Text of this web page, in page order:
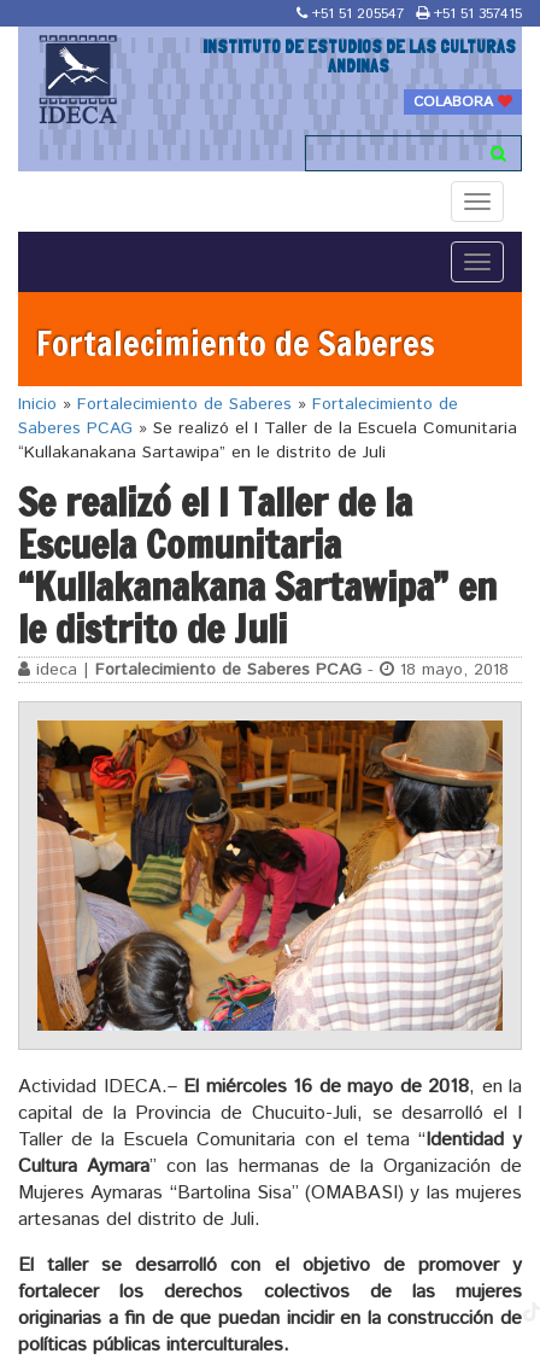
+51 51 205547 +51 51 357415
INSTITUTO DE ESTUDIOS DE LAS CULTURAS
ANDINAS
COLABORA
Toggle
Toggle
Fortalecimiento de Saberes
Inicio » Fortalecimiento de Saberes » Fortalecimiento de
Saberes PCAG » Se realizó el I Taller de la Escuela Comunitaria
“Kullakanakana Sartawipa” en le distrito de Juli
Se realizó el I Taller de la
Escuela Comunitaria
“Kullakanakana Sartawipa” en
le distrito de Juli
ideca | Fortalecimiento de Saberes PCAG - 18 mayo, 2018
Actividad IDECA.– El miércoles 16 de mayo de 2018, en la
capital de la Provincia de Chucuito-Juli, se desarrolló el I
Taller de la Escuela Comunitaria con el tema “Identidad y
Cultura Aymara” con las hermanas de la Organización de
Mujeres Aymaras “Bartolina Sisa” (OMABASI) y las mujeres
artesanas del distrito de Juli.
El taller se desarrolló con el objetivo de promover y
fortalecer los derechos colectivos de las mujeres
originarias a fin de que puedan incidir en la construcción de
políticas públicas interculturales.